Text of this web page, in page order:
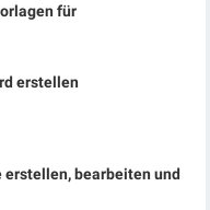
für
erstellen
erstellen, bearbeiten und